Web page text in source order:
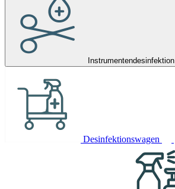
Instrumentendesinfektion
Desinfektionswagen